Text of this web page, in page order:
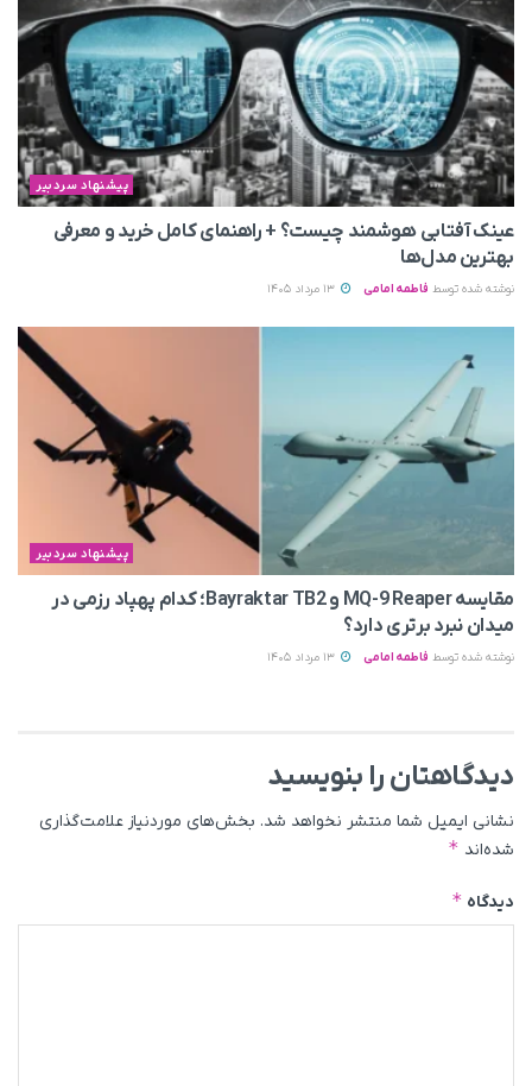
پیشنهاد سردبیر
عینک آفتابی هوشمند چیست؟ + راهنمای کامل خرید و معرفی
بهترین مدل‌ها
نوشته شده توسط فاطمه امامی
پیشنهاد سردبیر
مقایسه MQ-9 Reaper و Bayraktar TB2؛ کدام پهپاد رزمی در
میدان نبرد برتری دارد؟
نوشته شده توسط فاطمه امامی
دیدگاهتان را بنویسید
نشانی ایمیل شما منتشر نخواهد شد. بخش‌های موردنیاز علامت‌گذاری
شده‌اند *
دیدگاه *